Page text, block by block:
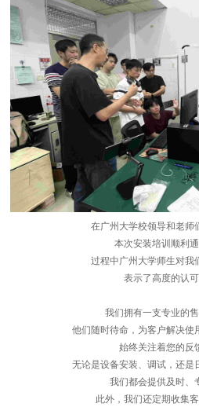
在广州大学校领导和老师
本次安装培训顺利
过程中广州大学师生对我
表示了高度的认
我们拥有一支专业的
他们随时待命，为客户解决使
始终关注着您的反
无论是设备安装、调试，还是
我们都会提供及时、
此外，我们还定期收集